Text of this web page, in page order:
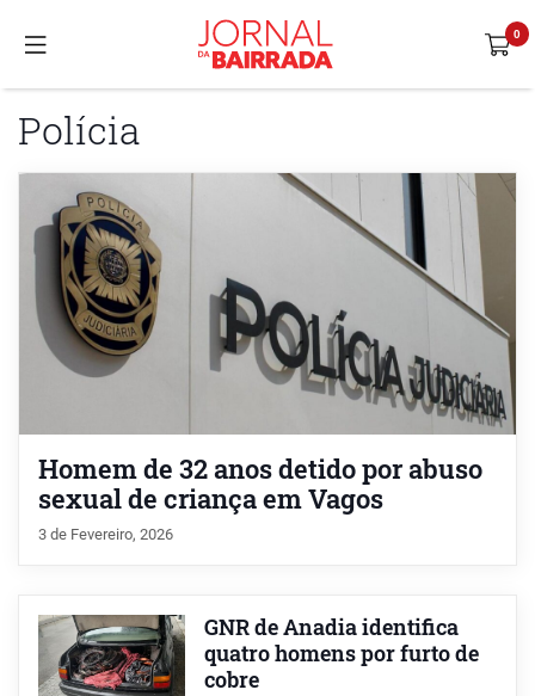
Polícia
Homem de 32 anos detido por abuso
sexual de criança em Vagos
3 de Fevereiro, 2026
GNR de Anadia identifica
quatro homens por furto de
cobre